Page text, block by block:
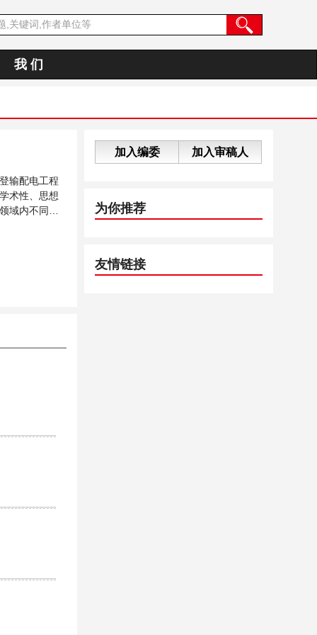
我 们
输配电工程
术性、思想
域内不同方
加入编委 加入审稿人
为你推荐
友情链接